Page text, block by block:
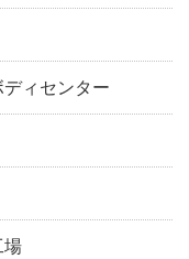
ィセンター
場